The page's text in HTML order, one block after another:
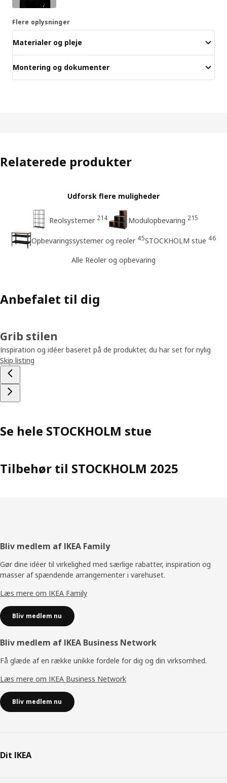
Flere oplysninger
Materialer og pleje
Montering og dokumenter
Relaterede produkter
Udforsk flere muligheder
Reolsystemer 214 Modulopbevaring 215
Opbevaringssystemer og reoler 45STOCKHOLM stue 46
Alle Reoler og opbevaring
Anbefalet til dig
Grib stilen
Inspiration og idéer baseret på de produkter, du har set for nylig
Skip listing
Se hele STOCKHOLM stue
Tilbehør til STOCKHOLM 2025
Footer
Bliv medlem af IKEA Family
Gør dine idéer til virkelighed med særlige rabatter, inspiration og
masser af spændende arrangementer i varehuset.
Læs mere om IKEA Family
Bliv medlem nu
Bliv medlem af IKEA Business Network
Få glæde af en række unikke fordele for dig og din virksomhed.
Læs mere om IKEA Business Network
Bliv medlem nu
Dit IKEA